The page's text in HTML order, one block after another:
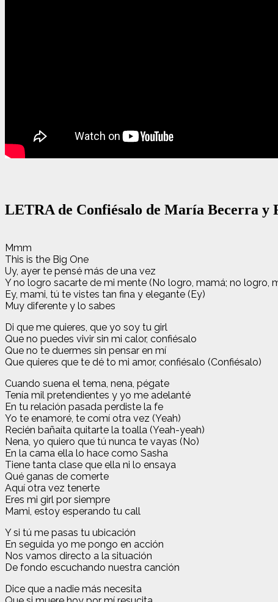
LETRA de Confiésalo de María Becerra y
Mmm
This is the Big One
Uy, ayer te pensé más de una vez
Y no logro sacarte de mi mente (No logro, mamá; no logro,
Ey, mami, tú te vistes tan fina y elegante (Ey)
Muy diferente y lo sabes
Di que me quieres, que yo soy tu girl
Que no puedes vivir sin mi calor, confiésalo
Que no te duermes sin pensar en mí
Que quieres que te dé to mi amor, confiésalo (Confiésalo)
Cuando suena el tema, nena, pégate
Tenía mil pretendientes y yo me adelanté
En tu relación pasada perdiste la fe
Yo te enamoré, te comí otra vez (Yeah)
Recién bañaíta quitarte la toalla (Yeah-yeah)
Nena, yo quiero que tú nunca te vayas (No)
En la cama ella lo hace como Sasha
Tiene tanta clase que ella ni lo ensaya
Qué ganas de comerte
Aquí otra vez tenerte
Eres mi girl por siempre
Mami, estoy esperando tu call
Y si tú me pasas tu ubicación
En seguida yo me pongo en acción
Nos vamos directo a la situación
De fondo escuchando nuestra canción
Dice que a nadie más necesita